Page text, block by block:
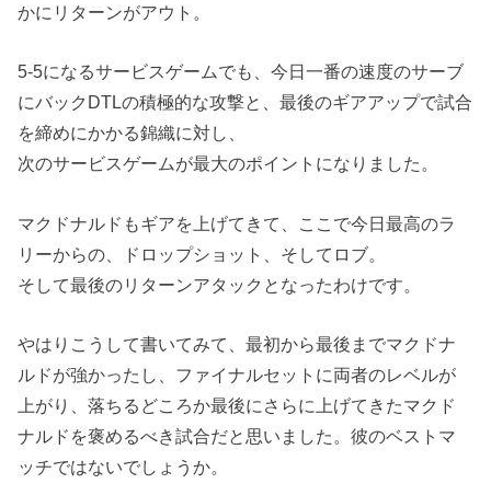
かにリターンがアウト。
5-5になるサービスゲームでも、今日一番の速度のサーブ
にバックDTLの積極的な攻撃と、最後のギアアップで試合
を締めにかかる錦織に対し、
次のサービスゲームが最大のポイントになりました。
マクドナルドもギアを上げてきて、ここで今日最高のラ
リーからの、ドロップショット、そしてロブ。
そして最後のリターンアタックとなったわけです。
やはりこうして書いてみて、最初から最後までマクドナ
ルドが強かったし、ファイナルセットに両者のレベルが
上がり、落ちるどころか最後にさらに上げてきたマクド
ナルドを褒めるべき試合だと思いました。彼のベストマ
ッチではないでしょうか。